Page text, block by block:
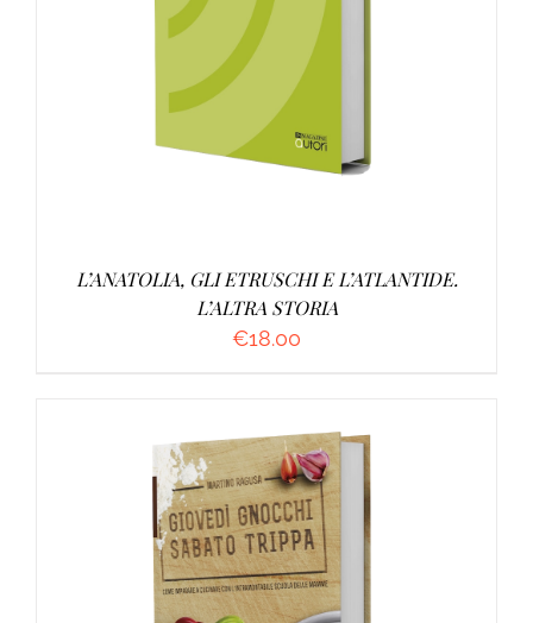
AGGIUNGI AL CARRELLO /
L’ANATOLIA, GLI ETRUSCHI E L’ATLANTIDE.
L’ALTRA STORIA
€18.00